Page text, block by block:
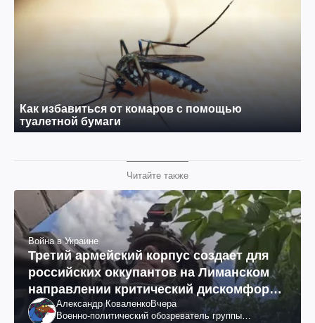
Читайте также
Война в Украине
Третий армейский корпус создает для
российских оккупантов на Лиманском
направлении критический дискомфорт:
как это удалось
Александр КоваленкоВчера
Военно-политический обозреватель группы